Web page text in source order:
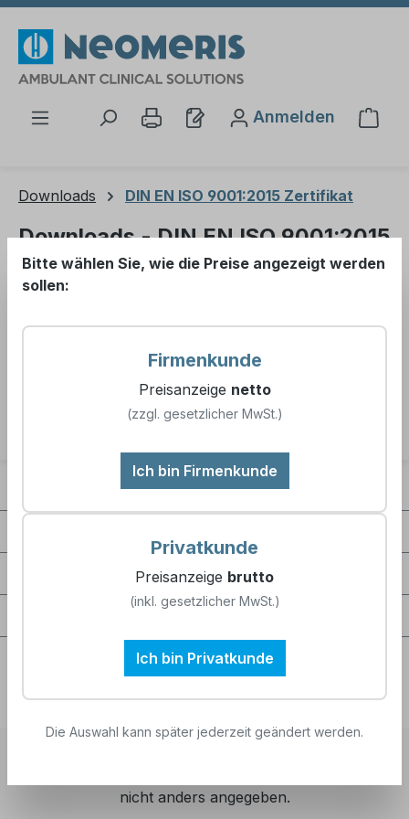
Anmelden
Downloads DIN EN ISO 9001:2015 Zertifikat
Downloads - DIN EN ISO 9001:2015
Zertifikat
Dateiname
ISO 9001 Zertifikat gültig bis 2028.pdf
ISO 9001 certificate valid until 2028.pdf
Zertifizierungen / Partnerschaften
nicht anders angegeben.
Bitte wählen Sie, wie die Preise angezeigt werden
sollen:
Firmenkunde
Preisanzeige netto
(zzgl. gesetzlicher MwSt.)
Ich bin Firmenkunde
Privatkunde
Preisanzeige brutto
(inkl. gesetzlicher MwSt.)
Ich bin Privatkunde
Die Auswahl kann später jederzeit geändert werden.